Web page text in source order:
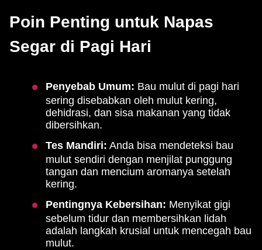
Poin Penting untuk Napas
Segar di Pagi Hari
Penyebab Umum: Bau mulut di pagi hari
sering disebabkan oleh mulut kering,
dehidrasi, dan sisa makanan yang tidak
dibersihkan.
Tes Mandiri: Anda bisa mendeteksi bau
mulut sendiri dengan menjilat punggung
tangan dan mencium aromanya setelah
kering.
Pentingnya Kebersihan: Menyikat gigi
sebelum tidur dan membersihkan lidah
adalah langkah krusial untuk mencegah bau
mulut.